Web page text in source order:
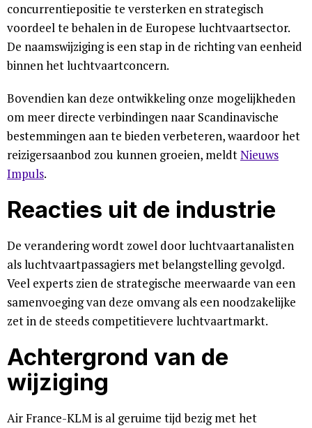
concurrentiepositie te versterken en strategisch
voordeel te behalen in de Europese luchtvaartsector.
De naamswijziging is een stap in de richting van eenheid
binnen het luchtvaartconcern.
Bovendien kan deze ontwikkeling onze mogelijkheden
om meer directe verbindingen naar Scandinavische
bestemmingen aan te bieden verbeteren, waardoor het
reizigersaanbod zou kunnen groeien, meldtNieuws
Impuls.
Reacties uit de industrie
De verandering wordt zowel door luchtvaartanalisten
als luchtvaartpassagiers met belangstelling gevolgd.
Veel experts zien de strategische meerwaarde van een
samenvoeging van deze omvang als een noodzakelijke
zet in de steeds competitievere luchtvaartmarkt.
Achtergrond van de
wijziging
Air France-KLM is al geruime tijd bezig met het